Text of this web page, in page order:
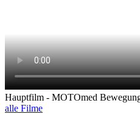
Hauptfilm - MOTOmed
alle Filme